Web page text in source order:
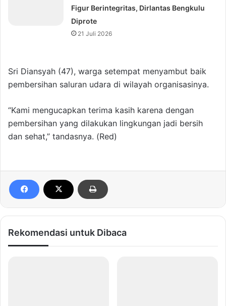
Figur Berintegritas, Dirlantas Bengkulu
Diprote
21 Juli 2026
Sri Diansyah (47), warga setempat menyambut baik
pembersihan saluran udara di wilayah organisasinya.
“Kami mengucapkan terima kasih karena dengan
pembersihan yang dilakukan lingkungan jadi bersih
dan sehat,” tandasnya. (Red)
Rekomendasi untuk Dibaca